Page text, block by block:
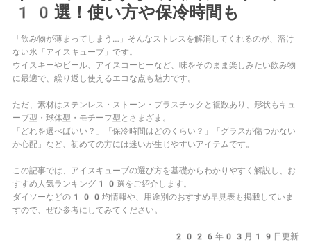
10選！使い方や保冷時間も
「飲み物が薄まってしまう…」そんなストレスを解消してくれるのが、溶け
ない氷「アイスキューブ」です。
ウイスキーやビール、アイスコーヒーなど、味をそのまま楽しみたい飲み物
に最適で、繰り返し使えるエコな点も魅力です。
ただ、素材はステンレス・ストーン・プラスチックと複数あり、形状もキュ
ーブ型・球体型・モチーフ型とさまざま。
「どれを選べばいい？」「保冷時間はどのくらい？」「グラスが傷つかない
か心配」など、初めての方には迷いが生じやすいアイテムです。
この記事では、アイスキューブの選び方を基礎からわかりやすく解説し、お
すすめ人気ランキング10選をご紹介します。
ダイソーなどの100均情報や、用途別のおすすめ早見表も掲載していま
すので、ぜひ参考にしてみてください。
2026年03月19日更新